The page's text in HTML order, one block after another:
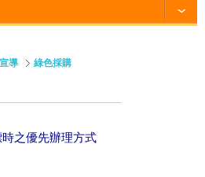
導 綠色採購
之優先辦理方式